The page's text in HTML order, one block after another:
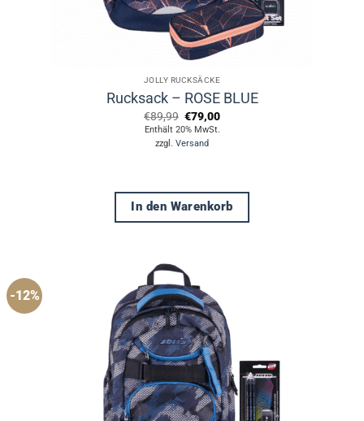
JOLLY RUCKSÄCKE
Rucksack – ROSE BLUE
€89,99 Ursprünglicher
Preis
war:
€89,99
€79,00Aktueller
Enthält 20% MwSt.
zzgl. Versand
In den Warenkorb
-12%